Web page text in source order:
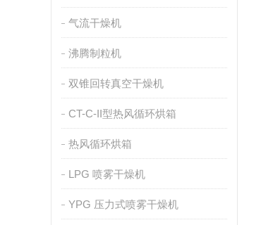
气流干燥机
沸腾制粒机
双锥回转真空干燥机
CT-C-II型热风循环烘箱
热风循环烘箱
LPG 喷雾干燥机
YPG 压力式喷雾干燥机